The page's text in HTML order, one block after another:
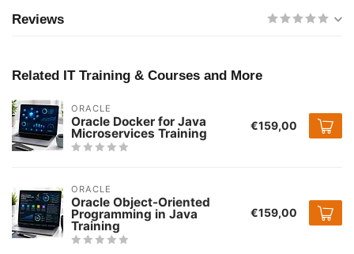
Reviews
Related IT Training & Courses and More
ORACLE
Oracle Docker for Java
Microservices Training €159,00
ORACLE
Oracle Object-Oriented
Programming in Java
Training
€159,00